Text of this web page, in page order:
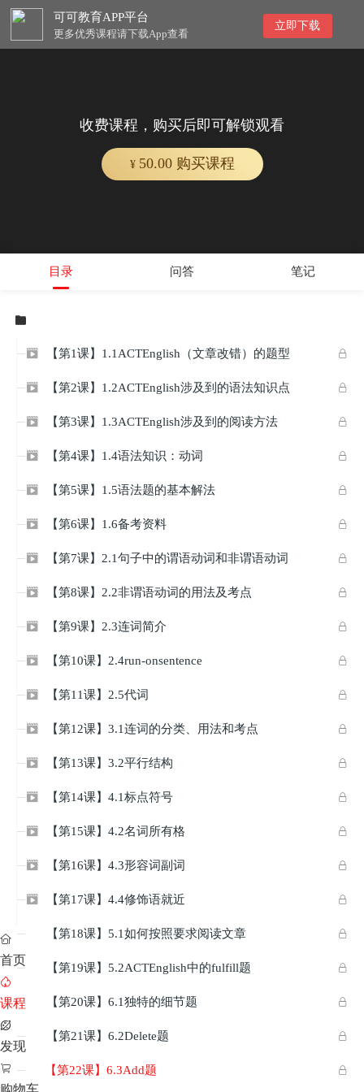
可可教育APP平台
更多优秀课程请下载App查看
立即下载
收费课程，购买后即可解锁观看
¥ 50.00 购买课程
目录 问答 笔记


 【第1课】1.1ACTEnglish（文章改错）的题型

 【第2课】1.2ACTEnglish涉及到的语法知识点

 【第3课】1.3ACTEnglish涉及到的阅读方法

 【第4课】1.4语法知识：动词

 【第5课】1.5语法题的基本解法

 【第6课】1.6备考资料

 【第7课】2.1句子中的谓语动词和非谓语动词

 【第8课】2.2非谓语动词的用法及考点

 【第9课】2.3连词简介

 【第10课】2.4run-onsentence

 【第11课】2.5代词

 【第12课】3.1连词的分类、用法和考点

 【第13课】3.2平行结构

 【第14课】4.1标点符号

 【第15课】4.2名词所有格

 【第16课】4.3形容词副词

 【第17课】4.4修饰语就近

【第18课】5.1如何按照要求阅读文章

【第19课】5.2ACTEnglish中的fulfill题

【第20课】6.1独特的细节题

【第21课】6.2Delete题

【第22课】6.3Add题

首页

课程

发现

购物车